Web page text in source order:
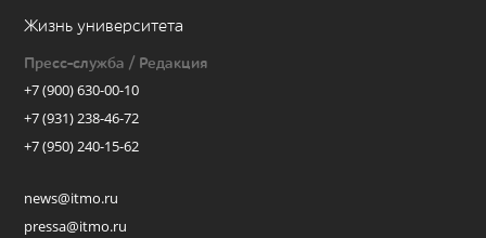
Жизнь университета
Пресс-служба / Редакция
+7 (900) 630-00-10
+7 (931) 238-46-72
+7 (950) 240-15-62
news@itmo.ru
pressa@itmo.ru